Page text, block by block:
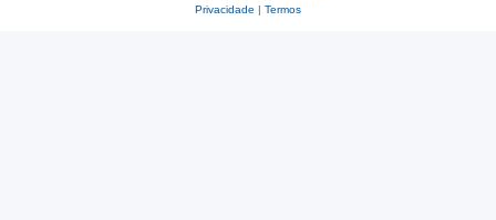
Privacidade | Termos